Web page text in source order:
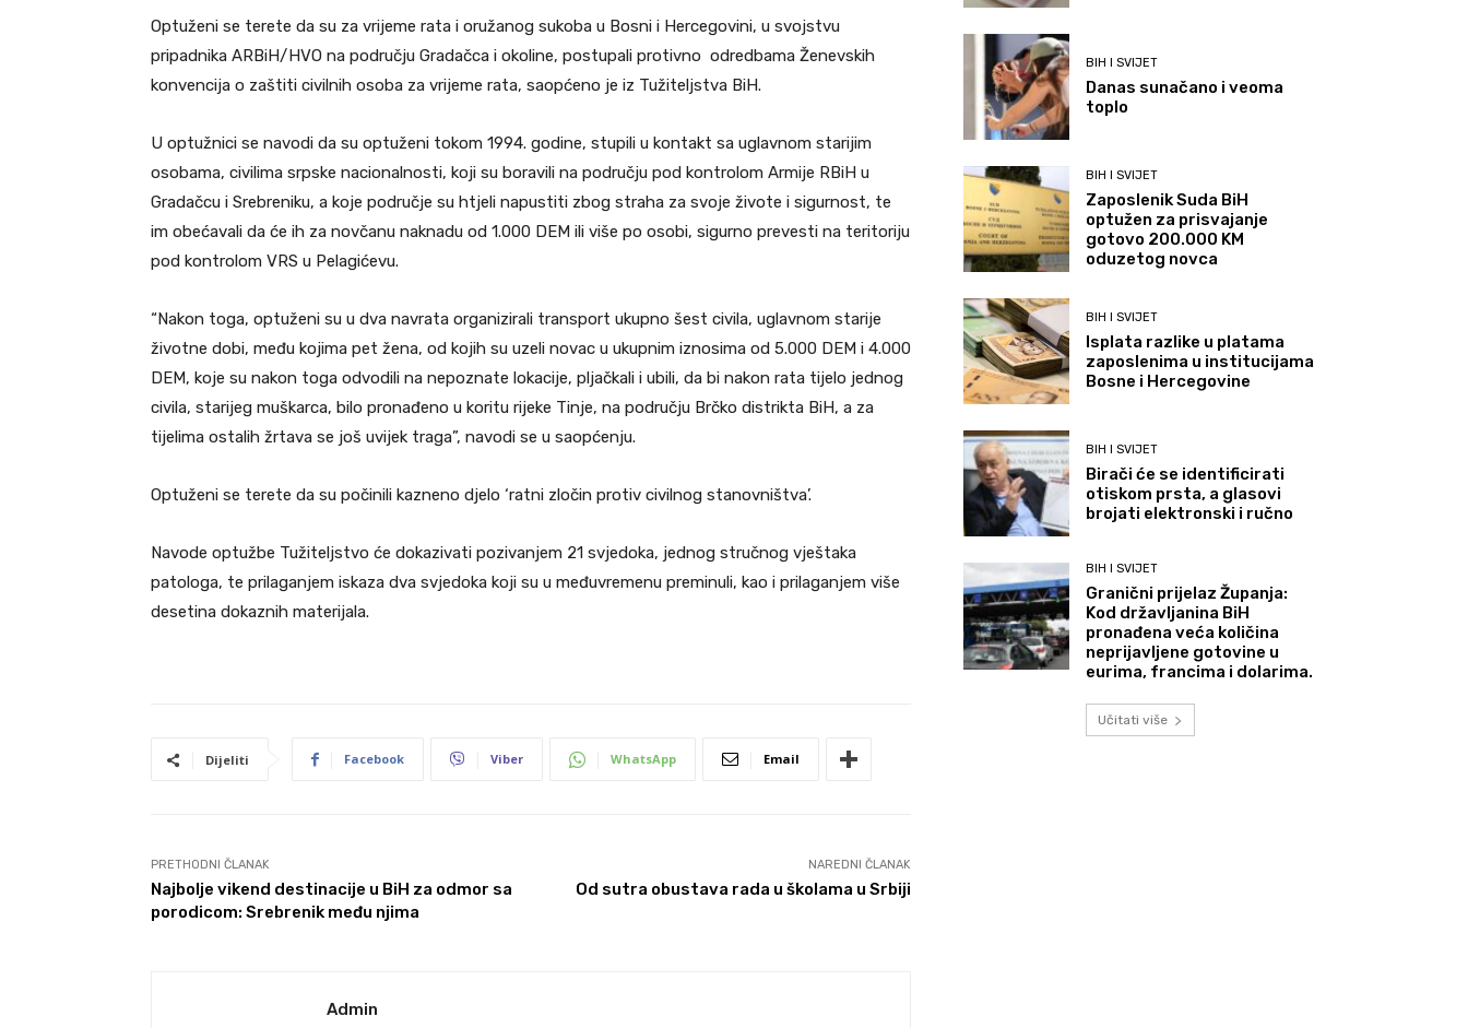
Optuženi se terete da su za vrijeme rata i oružanog sukoba u Bosni i Hercegovini, u svojstvu
pripadnika ARBiH/HVO na području Gradačca i okoline, postupali protivno odredbama Ženevskih
konvencija o zaštiti civilnih osoba za vrijeme rata, saopćeno je iz Tužiteljstva BiH.
U optužnici se navodi da su optuženi tokom 1994. godine, stupili u kontakt sa uglavnom starijim
osobama, civilima srpske nacionalnosti, koji su boravili na području pod kontrolom Armije RBiH u
Gradačcu i Srebreniku, a koje područje su htjeli napustiti zbog straha za svoje živote i sigurnost, te
im obećavali da će ih za novčanu naknadu od 1.000 DEM ili više po osobi, sigurno prevesti na teritoriju
pod kontrolom VRS u Pelagićevu.
“Nakon toga, optuženi su u dva navrata organizirali transport ukupno šest civila, uglavnom starije
životne dobi, među kojima pet žena, od kojih su uzeli novac u ukupnim iznosima od 5.000 DEM i 4.000
DEM, koje su nakon toga odvodili na nepoznate lokacije, pljačkali i ubili, da bi nakon rata tijelo jednog
civila, starijeg muškarca, bilo pronađeno u koritu rijeke Tinje, na području Brčko distrikta BiH, a za
tijelima ostalih žrtava se još uvijek traga”, navodi se u saopćenju.
Optuženi se terete da su počinili kazneno djelo ‘ratni zločin protiv civilnog stanovništva’.
Navode optužbe Tužiteljstvo će dokazivati pozivanjem 21 svjedoka, jednog stručnog vještaka
patologa, te prilaganjem iskaza dva svjedoka koji su u međuvremenu preminuli, kao i prilaganjem više
desetina dokaznih materijala.
Dijeliti Facebook Viber WhatsApp Email
PRETHODNI ČLANAK
Najbolje vikend destinacije u BiH za odmor sa
porodicom: Srebrenik među njima
NAREDNI ČLANAK
Od sutra obustava rada u školama u Srbiji
Admin
BIH I SVIJET
Danas sunačano i veoma
toplo
BIH I SVIJET
Zaposlenik Suda BiH
optužen za prisvajanje
gotovo 200.000 KM
oduzetog novca
BIH I SVIJET
Isplata razlike u platama
zaposlenima u institucijama
Bosne i Hercegovine
BIH I SVIJET
Birači će se identificirati
otiskom prsta, a glasovi
brojati elektronski i ručno
BIH I SVIJET
Granični prijelaz Županja:
Kod državljanina BiH
pronađena veća količina
neprijavljene gotovine u
eurima, francima i dolarima.
Učitati više